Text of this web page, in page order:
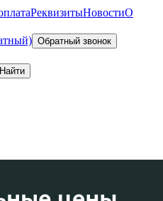
РеквизитыНовостиО
Обратный звонок
Найти